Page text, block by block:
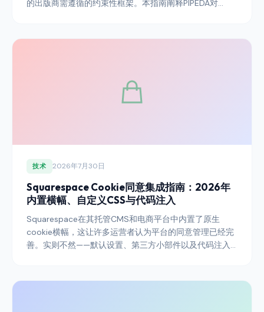
的出版商需遵循的约束性框架。本指南阐释PIPEDA对
联邦现代化之间的关系。
技术 2026年7月30日
Squarespace Cookie同意集成指南：2026年
内置横幅、自定义CSS与代码注入
Squarespace在其托管CMS和电商平台中内置了原生
cookie横幅，这让许多运营者认为平台的同意管理已经完
善。实则不然——默认设置、第三方小部件以及代码注入
将2026年Squarespace部署转变为可防御同意态势的集